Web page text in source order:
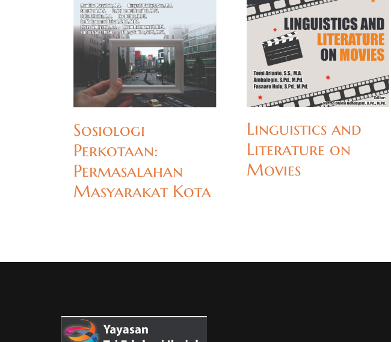
Sosiologi
Perkotaan:
Permasalahan
Masyarakat Kota
Linguistics and
Literature on
Movies